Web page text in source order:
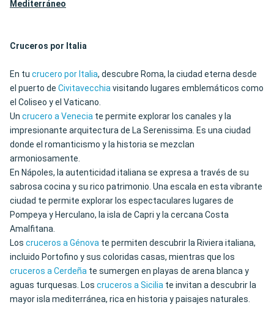
Mediterráneo
Cruceros por Italia
En tu crucero por Italia, descubre Roma, la ciudad eterna desde
el puerto de Civitavecchiavisitando lugares emblemáticos como
el Coliseo y el Vaticano.
Un crucero a Venecia te permite explorar los canales y la
impresionante arquitectura de La Serenissima. Es una ciudad
donde el romanticismo y la historia se mezclan
armoniosamente.
En Nápoles, la autenticidad italiana se expresa a través de su
sabrosa cocina y su rico patrimonio. Una escala en esta vibrante
ciudad te permite explorar los espectaculares lugares de
Pompeya y Herculano, la isla de Capri y la cercana Costa
Amalfitana.
Los cruceros a Génova te permiten descubrir la Riviera italiana,
incluido Portofino y sus coloridas casas, mientras que los
cruceros a Cerdeña te sumergen en playas de arena blanca y
aguas turquesas. Los cruceros a Sicilia te invitan a descubrir la
mayor isla mediterránea, rica en historia y paisajes naturales.